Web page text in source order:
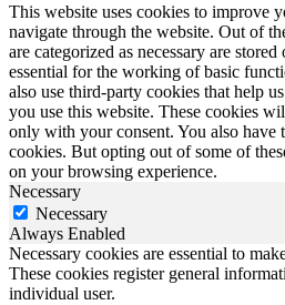
This website uses cookies to improve
navigate through the website. Out of
are categorized as necessary are
essential for the working of basic
also use third-party cookies that help
you use this website. These cookies
only with your consent. You also have
cookies. But opting out of some of
on your browsing experience.
Necessary
Necessary
Always Enabled
Necessary cookies are essential to
These cookies register general
individual user.